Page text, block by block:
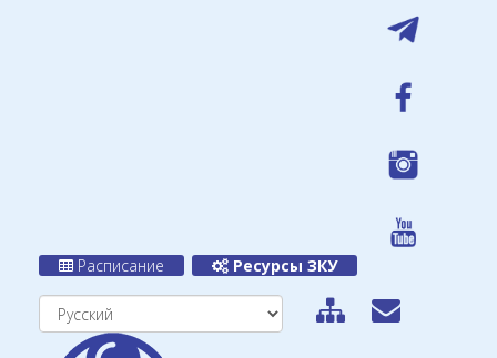
Расписание Ресурсы ЗКУ